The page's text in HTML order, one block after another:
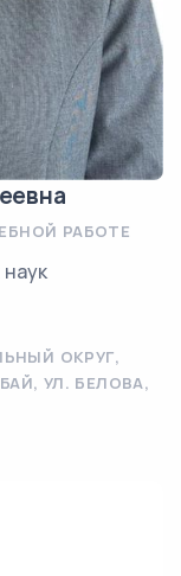
РАБОТЕ
ОКРУГ,
УЛ. БЕЛОВА,